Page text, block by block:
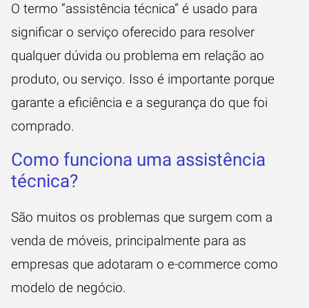
O termo “assistência técnica” é usado para
significar o serviço oferecido para resolver
qualquer dúvida ou problema em relação ao
produto, ou serviço. Isso é importante porque
garante a eficiência e a segurança do que foi
comprado.
Como funciona uma assistência
técnica?
São muitos os problemas que surgem com a
venda de móveis, principalmente para as
empresas que adotaram o e-commerce como
modelo de negócio.